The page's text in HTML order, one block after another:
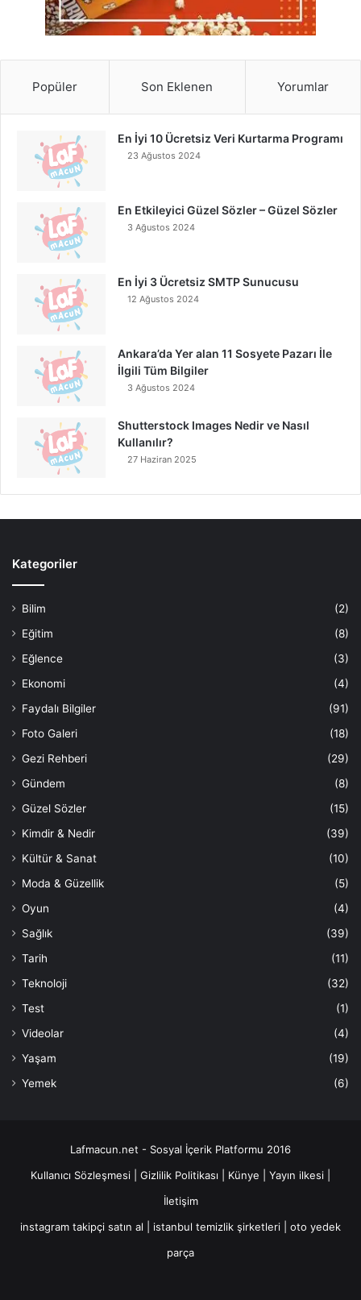
Popüler Son Eklenen Yorumlar
En İyi 10 Ücretsiz Veri Kurtarma Programı
23 Ağustos 2024
En Etkileyici Güzel Sözler – Güzel Sözler
3 Ağustos 2024
En İyi 3 Ücretsiz SMTP Sunucusu
12 Ağustos 2024
Ankara’da Yer alan 11 Sosyete Pazarı İle
İlgili Tüm Bilgiler
3 Ağustos 2024
Shutterstock Images Nedir ve Nasıl
Kullanılır?
27 Haziran 2025
Kategoriler
Bilim
(2)
Eğitim
(8)
Eğlence
(3)
Ekonomi
(4)
Faydalı Bilgiler
(91)
Foto Galeri
(18)
Gezi Rehberi
(29)
Gündem
(8)
Güzel Sözler
(15)
Kimdir & Nedir
(39)
Kültür & Sanat
(10)
Moda & Güzellik
(5)
Oyun
(4)
Sağlık
(39)
Tarih
(11)
Teknoloji
(32)
Test
(1)
Videolar
(4)
Yaşam
(19)
Yemek
(6)
Lafmacun.net - Sosyal İçerik Platformu 2016
Kullanıcı Sözleşmesi
Gizlilik Politikası Künye Yayın ilkesi
İletişim
instagram takipçi satın al
istanbul temizlik şirketleri
oto yedek
parça